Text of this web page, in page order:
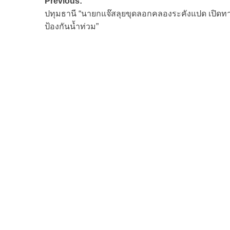
navigation
ปทุมธานี “นายกแจ๊สลุยขุดลอกคลองระคังแปด เปิดท
ป้องกันน้ำท่วม”